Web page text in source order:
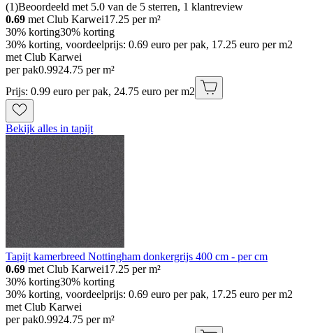
(1)Beoordeeld met 5.0 van de 5 sterren, 1 klantreview
0.69 met Club Karwei17.25 per m²
30% korting30% korting
30% korting, voordeelprijs: 0.69 euro per pak, 17.25 euro per m2
met Club Karwei
per pak0.9924.75 per m²
Prijs: 0.99 euro per pak, 24.75 euro per m2
Bekijk alles in tapijt
Tapijt kamerbreed Nottingham donkergrijs 400 cm - per cm
0.69 met Club Karwei17.25 per m²
30% korting30% korting
30% korting, voordeelprijs: 0.69 euro per pak, 17.25 euro per m2
met Club Karwei
per pak0.9924.75 per m²